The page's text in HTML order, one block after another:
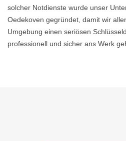
solcher Notdienste wurde unser
Oedekoven gegründet, damit wir
Umgebung einen seriösen
professionell und sicher ans Werk